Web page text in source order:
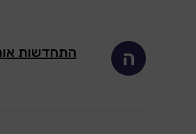
ה התחדשות